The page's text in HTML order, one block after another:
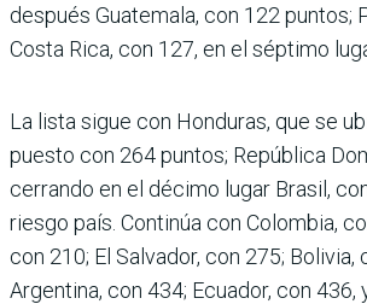
después Guatemala, con 122 puntos;
Costa Rica, con 127, en el séptimo
La lista sigue con Hondu­ras, que se
puesto con 264 puntos; República
cerrando en el décimo lugar Brasil,
riesgo país. Continúa con Colombia,
con 210; El Salvador, con 275; Bolivia,
Argentina, con 434; Ecuador, con 436,